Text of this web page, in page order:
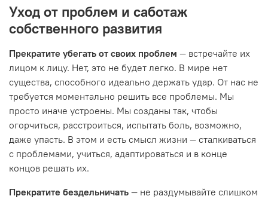
Уход от проблем и саботаж
собственного развития
Прекратите убегать от своих проблем — встречайте их
лицом к лицу. Нет, это не будет легко. В мире нет
существа, способного идеально держать удар. От нас не
требуется моментально решить все проблемы. Мы
просто иначе устроены. Мы созданы так, чтобы
огорчиться, расстроиться, испытать боль, возможно,
даже упасть. В этом и есть смысл жизни — сталкиваться
с проблемами, учиться, адаптироваться и в конце
концов решать их.
Прекратите бездельничать — не раздумывайте слишком